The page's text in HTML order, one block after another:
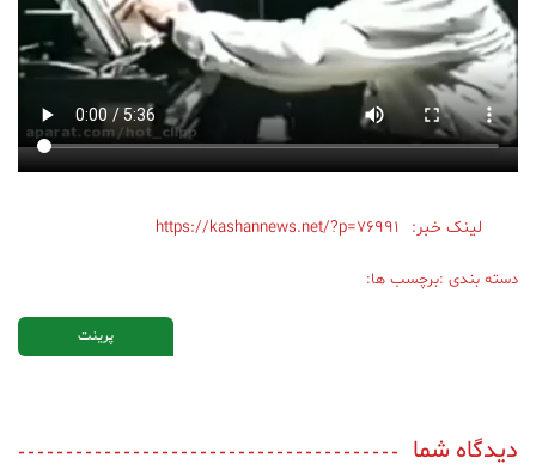
علم
و
فناوری
عکس
پادکست
لینک خبر: https://kashannews.net/?p=76991
دسته بندی :برچسب ها:
پرینت
دیدگاه شما